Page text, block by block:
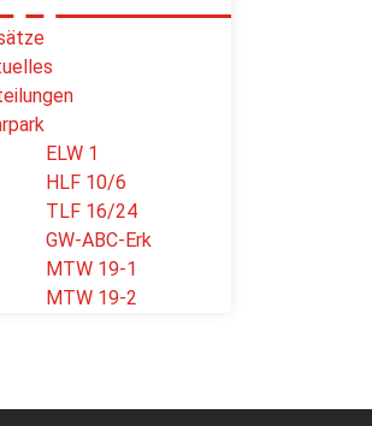
ELW 1
HLF 10/6
TLF 16/24
GW-ABC-Erk
MTW 19-1
MTW 19-2